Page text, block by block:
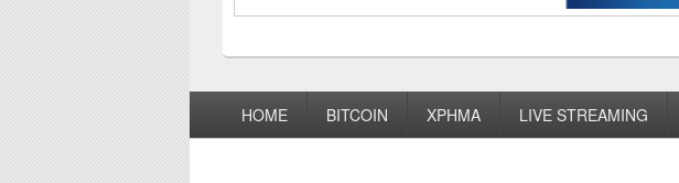
HOME BITCOIN ΧΡΗΜΑ LIVE STREAMING